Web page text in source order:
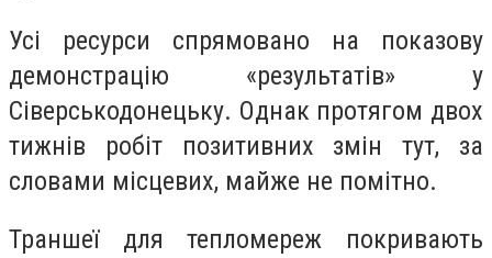
Усі ресурси спрямовано на показову
демонстрацію «результатів» у
Сіверськодонецьку. Однак протягом двох
тижнів робіт позитивних змін тут, за
словами місцевих, майже не помітно.
Траншеї для тепломереж покривають